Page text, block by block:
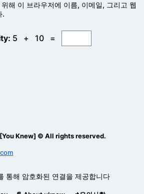
해 이 브라우저에 이름, 이메일, 그리고 웹
.
5 + 10 =
Knew] © All rights reserved.
통해 암호화된 연결을 제공합니다